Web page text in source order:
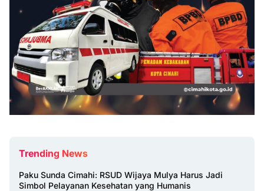
Trending News
Paku Sunda Cimahi: RSUD Wijaya Mulya Harus Jadi
Simbol Pelayanan Kesehatan yang Humanis